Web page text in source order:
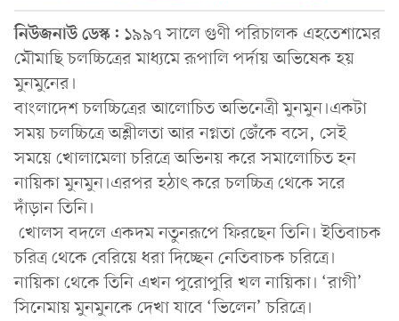
নিউজনাউ ডেস্ক: ১৯৯৭ সালে গুণী পরিচালক এহতেশামের
মৌমাছি চলচ্চিত্রের মাধ্যমে রূপালি পর্দায় অভিষেক হয়
মুনমুনের।
বাংলাদেশ চলচ্চিত্রের আলোচিত অভিনেত্রী মুনমুন।একটা
সময় চলচ্চিত্রে অশ্লীলতা আর নগ্নতা জেঁকে বসে, সেই
সময়ে খোলামেলা চরিত্রে অভিনয় করে সমালোচিত হন
নায়িকা মুনমুন।এরপর হঠাৎ করে চলচ্চিত্র থেকে সরে
দাঁড়ান তিনি।
খোলস বদলে একদম নতুনরূপে ফিরছেন তিনি। ইতিবাচক
চরিত্র থেকে বেরিয়ে ধরা দিচ্ছেন নেতিবাচক চরিত্রে।
নায়িকা থেকে তিনি এখন পুরোপুরি খল নায়িকা। ‘রাগী’
সিনেমায় মুনমুনকে দেখা যাবে ‘ভিলেন’ চরিত্রে।